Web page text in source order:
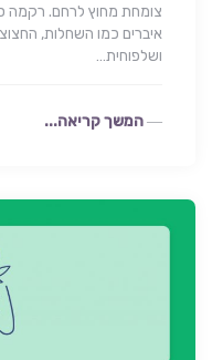
צומחת מחוץ לרחם. רקמה
איברים כמו השחלות,
ושלפוחית…
המשך קריאה...